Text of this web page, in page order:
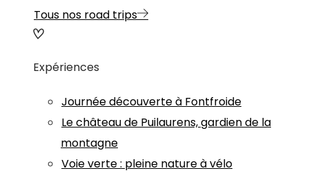
Tous nos road trips
Expériences
Journée découverte à Fontfroide
Le château de Puilaurens, gardien de la
montagne
Voie verte : pleine nature à vélo